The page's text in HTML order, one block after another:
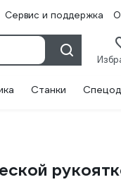
Сервис и поддержка
Станки